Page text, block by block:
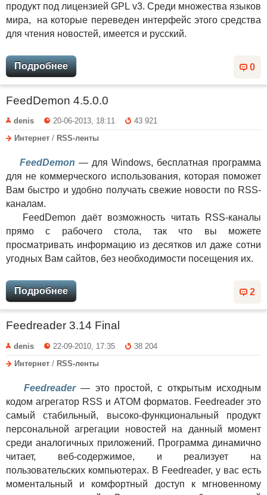
продукт под лицензией GPL v3. Среди множества языков
мира, на которые переведен интерфейс этого средства
для чтения новостей, имеется и русский.
0
Подробнее
FeedDemon 4.5.0.0
denis 20-06-2013, 18:11
43 921
Интернет / RSS-ленты
FeedDemon — для Windows, бесплатная программа
для не коммерческого использования, которая поможет
Вам быстро и удобно получать свежие новости по RSS-
каналам.
FeedDemon даёт возможность читать RSS-каналы
прямо с рабочего стола, так что вы можете
просматривать информацию из десятков ил даже сотни
угодных Вам сайтов, без необходимости посещения их.
2
Подробнее
Feedreader 3.14 Final
denis 22-09-2010, 17:35
38 204
Интернет / RSS-ленты
Feedreader— это простой, с открытым исходным
кодом агрегатор RSS и ATOM форматов. Feedreader это
самый стабильный, высоко-функциональный продукт
персональной агрегации новостей на данный момент
среди аналогичных приложений. Программа динамично
читает, веб-содержимое, и реализует на
пользовательских компьютерах. В Feedreader, у вас есть
моментальный и комфортный доступ к мгновенному